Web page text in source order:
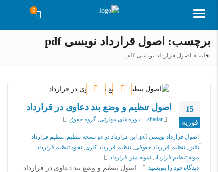
منو
0
برچسب: اصول قرارداد نویسی pdf
خانه » اصول قرارداد نویسی pdf
15
فوریه
اصول تنظیم و وضع بند دعاوی در قرارداد
نویسنده
shadan دسته‌بندی‌ها
دوره های مهارتی گروه حقوق
برچسب
ها
اصول قرارداد نویسی pdf این قرارداد در دو نسخه تنظیم تنظیم قرارداد
آنلاین تنظیم قرارداد حقوقی تنظیم قرارداد کاری نحوه تنظیم قرارداد
نمونه تنظیم قرارداد نمونه متن قرارداد
دیدگاه خود را on اصول تنظیم و وضع بند دعاوی در قرارداد
بنویسید
اصول تنظیم و وضع بند دعاوی در قرارداد